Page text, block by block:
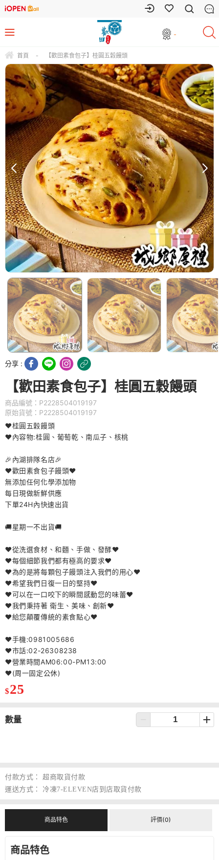
-
首頁 - 【歡田素食包子】桂圓五穀饅頭
分享 :
【歡田素食包子】桂圓五穀饅頭
商品編號：P2228504019197
原始貨號：P2228504019197
❤️桂圓五穀饅頭
❤️內容物:桂圓、葡萄乾、南瓜子、核桃
🎉內湖排隊名店🎉
❤️歡田素食包子饅頭❤️
無添加任何化學添加物
每日現做新鮮供應
下單24H內快速出貨
🚚星期一不出貨🚚
❤️從洗選食材、和麵、手做、發酵❤️
❤️每個細節我們都有極高的要求❤️
❤️為的是將每顆包子饅頭注入我們的用心❤️
❤️希望我們日復一日的堅持❤️
❤️可以在一口咬下的瞬間感動您的味蕾❤️
❤️我們秉持著 衛生、美味、創新❤️
❤️給您顛覆傳統的素食點心❤️
❤️手機:0981005686
❤️市話:02-26308238
❤️營業時間AM06:00-PM13:00
❤️(周一固定公休)
$25
數量
付款方式：
超商取貨付款
運送方式：
冷凍7-ELEVEN店到店取貨付款
商品特色 評價(0)
商品特色